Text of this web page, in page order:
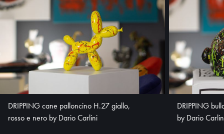
DRIPPING cane palloncino H.27 giallo,
rosso e nero by Dario Carlini
DRIPPING
by Dario